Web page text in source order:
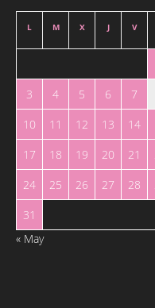
L M X J V
3
4 5 6 7
10
11 12 13 14
17
18 19 20 21
24
25 26 27 28
31
« May